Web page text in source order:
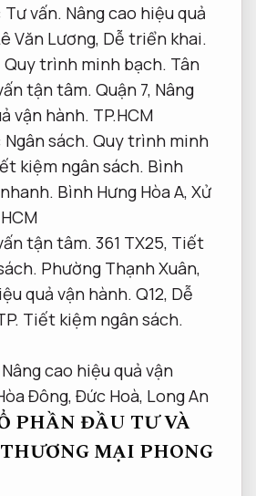
Tư vấn. Nâng cao hiệu quả
Văn Lương, Dễ triển khai.
Quy trình minh bạch. Tân
tận tâm. Quận 7, Nâng
vận hành. TP.HCM
Ngân sách. Quy trình minh
kiệm ngân sách. Bình
Bình Hưng Hòa A, Xử
tận tâm. 361 TX25, Tiết
Phường Thạnh Xuân,
quả vận hành. Q12, Dễ
Tiết kiệm ngân sách.
Nâng cao hiệu quả vận
Đông, Đức Hoà, Long An
PHẦN ĐẦU TƯ VÀ
MẠI PHONG